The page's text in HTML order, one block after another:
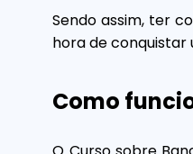
Sendo assim, ter
hora de conquistar
Como